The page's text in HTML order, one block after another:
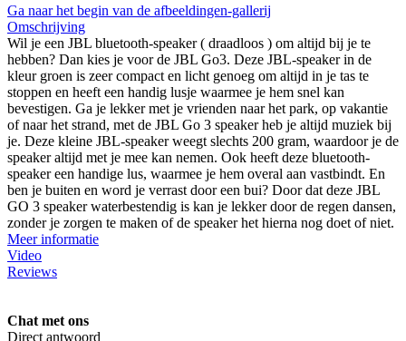
Ga naar het begin van de afbeeldingen-gallerij
Omschrijving
Wil je een JBL bluetooth-speaker ( draadloos ) om altijd bij je te
hebben? Dan kies je voor de JBL Go3. Deze JBL-speaker in de
kleur groen is zeer compact en licht genoeg om altijd in je tas te
stoppen en heeft een handig lusje waarmee je hem snel kan
bevestigen. Ga je lekker met je vrienden naar het park, op vakantie
of naar het strand, met de JBL Go 3 speaker heb je altijd muziek bij
je. Deze kleine JBL-speaker weegt slechts 200 gram, waardoor je de
speaker altijd met je mee kan nemen. Ook heeft deze bluetooth-
speaker een handige lus, waarmee je hem overal aan vastbindt. En
ben je buiten en word je verrast door een bui? Door dat deze JBL
GO 3 speaker waterbestendig is kan je lekker door de regen dansen,
zonder je zorgen te maken of de speaker het hierna nog doet of niet.
Meer informatie
Video
Reviews
Chat met ons
Direct antwoord